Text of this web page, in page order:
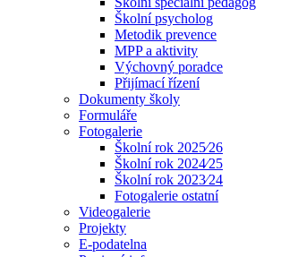
Školní psycholog
Metodik prevence
MPP a aktivity
Výchovný poradce
Přijímací řízení
Dokumenty školy
Formuláře
Fotogalerie
Školní rok 2025⁄26
Školní rok 2024⁄25
Školní rok 2023⁄24
Fotogalerie ostatní
Videogalerie
Projekty
E-podatelna